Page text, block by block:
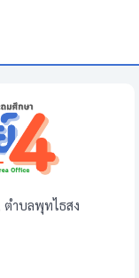
ตำบลพุทไธสง